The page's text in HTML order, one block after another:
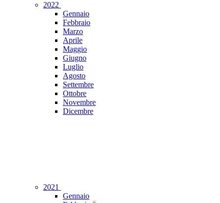
2022
Gennaio
Febbraio
Marzo
Aprile
Maggio
Giugno
Luglio
Agosto
Settembre
Ottobre
Novembre
Dicembre
2021
Gennaio